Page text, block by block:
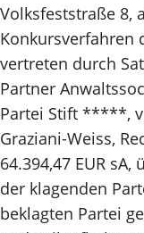
Volksfeststraße 8,
vertreten durch
Partner
Partei Stift *****,
Graziani-Weiss,
64.394,47 EUR
der klagenden
beklagten Partei